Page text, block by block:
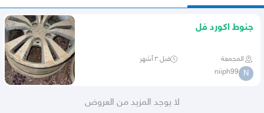
جنوط اكورد فل
المجمعة قبل ٣ أشهر
N
niiph99
لا يوجد المزيد من العروض